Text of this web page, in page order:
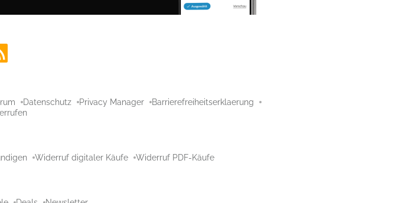
Datenschutz Privacy Manager
Barrierefreiheitserklaerung
Widerruf digitaler Käufe Widerruf PDF-Käufe